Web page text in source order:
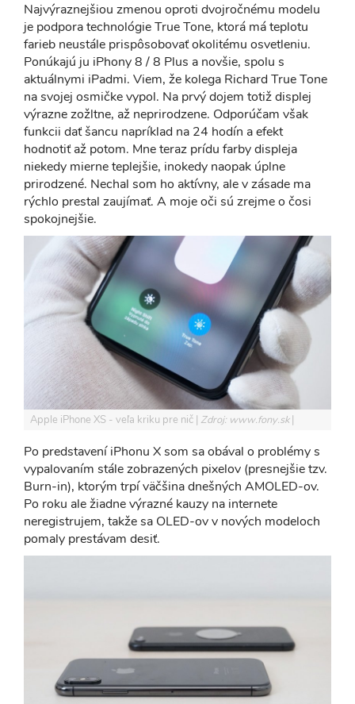
Najvýraznejšiou zmenou oproti dvojročnému modelu
je podpora technológie True Tone, ktorá má teplotu
farieb neustále prispôsobovať okolitému osvetleniu.
Ponúkajú ju iPhony 8 / 8 Plus a novšie, spolu s
aktuálnymi iPadmi. Viem, že kolega Richard True Tone
na svojej osmičke vypol. Na prvý dojem totiž displej
výrazne zožltne, až neprirodzene. Odporúčam však
funkcii dať šancu napríklad na 24 hodín a efekt
hodnotiť až potom. Mne teraz prídu farby displeja
niekedy mierne teplejšie, inokedy naopak úplne
prirodzené. Nechal som ho aktívny, ale v zásade ma
rýchlo prestal zaujímať. A moje oči sú zrejme o čosi
spokojnejšie.
Apple iPhone XS - veľa kriku pre nič Zdroj: www.fony.sk
Po predstavení iPhonu X som sa obával o problémy s
vypalovaním stále zobrazených pixelov (presnejšie tzv.
Burn-in), ktorým trpí väčšina dnešných AMOLED-ov.
Po roku ale žiadne výrazné kauzy na internete
neregistrujem, takže sa OLED-ov v nových modeloch
pomaly prestávam desiť.